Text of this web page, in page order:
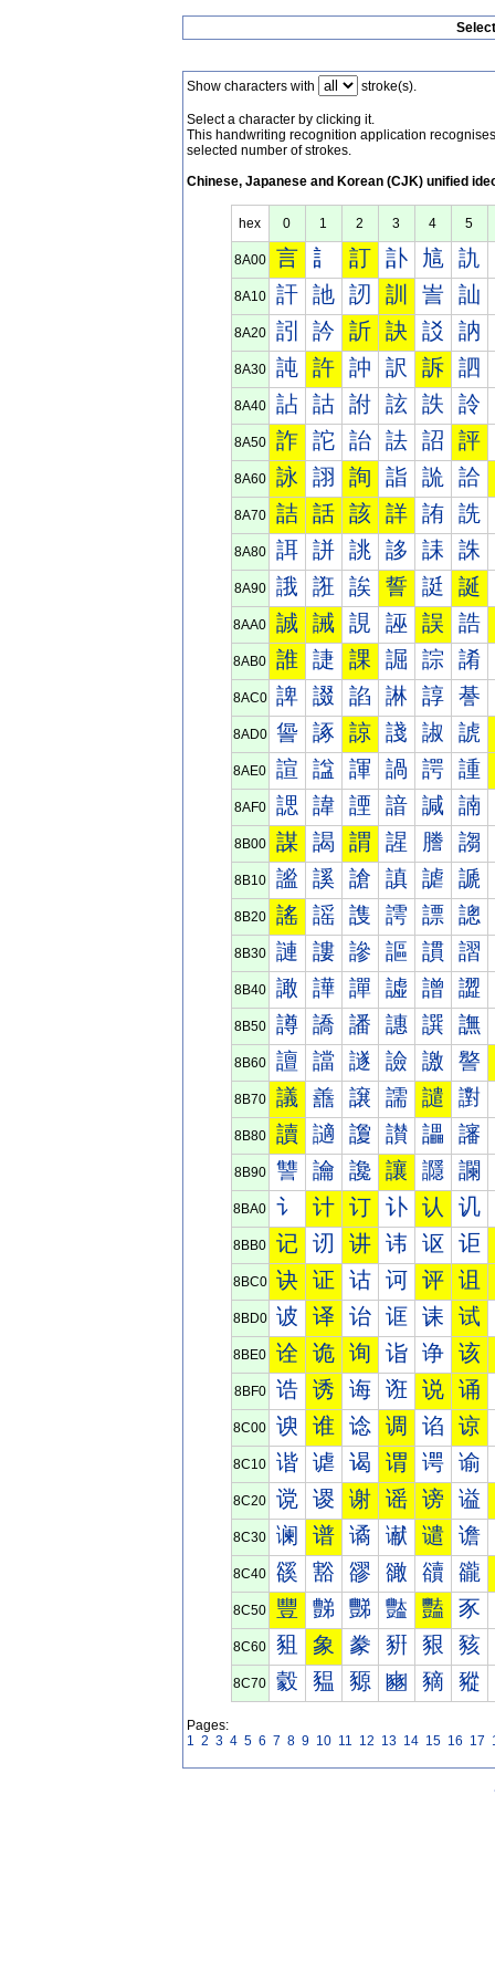
Show characters with stroke(s).
Select a character by clicking it.
This handwriting recognition application
selected number of strokes.
Chinese, Japanese and Korean (CJK) unified
hex 0 1 2 3 4 5
8A00 言 訁 訂 訃 訄 訅
8A10 訐 訑 訒 訓 訔 訕
8A20 訠 訡 訢 訣 訤 訥
8A30 訰 許 訲 訳 訴 訵
8A40 詀 詁 詂 詃 詄 詅
8A50 詐 詑 詒 詓 詔 評
8A60 詠 詡 詢 詣 詤 詥
8A70 詰 話 該 詳 詴 詵
8A80 誀 誁 誂 誃 誄 誅
8A90 誐 誑 誒 誓 誔 誕
8AA0 誠 誡 誢 誣 誤 誥
8AB0 誰 誱 課 誳 誴 誵
8AC0 諀 諁 諂 諃 諄 諅
8AD0 諐 諑 諒 諓 諔 諕
8AE0 諠 諡 諢 諣 諤 諥
8AF0 諰 諱 諲 諳 諴 諵
8B00 謀 謁 謂 謃 謄 謅
8B10 謐 謑 謒 謓 謔 謕
8B20 謠 謡 謢 謣 謤 謥
8B30 謰 謱 謲 謳 謴 謵
8B40 譀 譁 譂 譃 譄 譅
8B50 譐 譑 譒 譓 譔 譕
8B60 譠 譡 譢 譣 譤 譥
8B70 議 譱 譲 譳 譴 譵
8B80 讀 讁 讂 讃 讄 讅
8B90 讐 讑 讒 讓 讔 讕
8BA0 讠 计 订 讣 认 讥
8BB0 记 讱 讲 讳 讴 讵
8BC0 诀 证 诂 诃 评 诅
8BD0 诐 译 诒 诓 诔 试
8BE0 诠 诡 询 诣 诤 该
8BF0 诰 诱 诲 诳 说 诵
8C00 谀 谁 谂 调 谄 谅
8C10 谐 谑 谒 谓 谔 谕
8C20 谠 谡 谢 谣 谤 谥
8C30 谰 谱 谲 谳 谴 谵
8C40 豀 豁 豂 豃 豄 豅
8C50 豐 豑 豒 豓 豔 豕
8C60 豠 象 豢 豣 豤 豥
8C70 豰 豱 豲 豳 豴 豵
Pages:
1 2 3 4 5 6 7 8 9 10 11 12 13 14 15 16 17